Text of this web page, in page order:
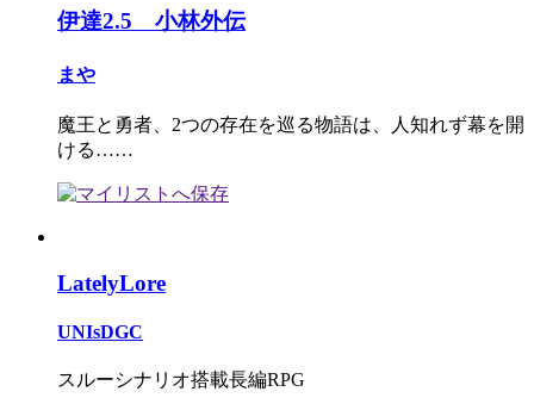
伊達2.5 小林外伝
まや
魔王と勇者、2つの存在を巡る物語は、人知れず幕を開
ける……
LatelyLore
UNIsDGC
スルーシナリオ搭載長編RPG